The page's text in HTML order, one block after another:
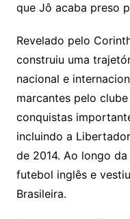
que Jô acaba preso
Revelado pelo
construiu uma
nacional e
marcantes pelo
conquistas
incluindo a
de 2014. Ao longo
futebol inglês e
Brasileira.